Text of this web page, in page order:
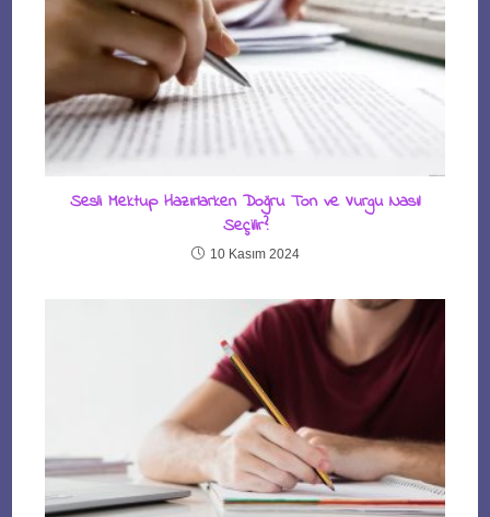
Sesli Mektup Hazırlarken Doğru Ton ve Vurgu Nasıl
Seçilir?
10 Kasım 2024